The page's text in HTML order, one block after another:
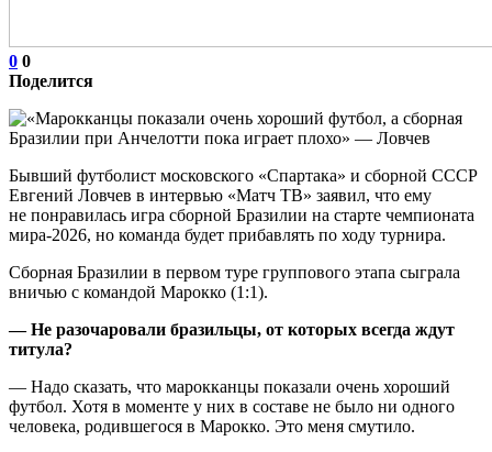
0 0
Поделится
Бывший футболист московского «Спартака» и сборной СССР
Евгений Ловчев в интервью «Матч ТВ» заявил, что ему
не понравилась игра сборной Бразилии на старте чемпионата
мира‑2026, но команда будет прибавлять по ходу турнира.
Сборная Бразилии в первом туре группового этапа сыграла
вничью с командой Марокко (1:1).
— Не разочаровали бразильцы, от которых всегда ждут
титула?
— Надо сказать, что марокканцы показали очень хороший
футбол. Хотя в моменте у них в составе не было ни одного
человека, родившегося в Марокко. Это меня смутило.